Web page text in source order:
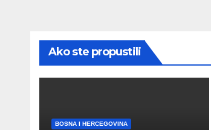
Ako ste propustili
BOSNA I HERCEGOVINA